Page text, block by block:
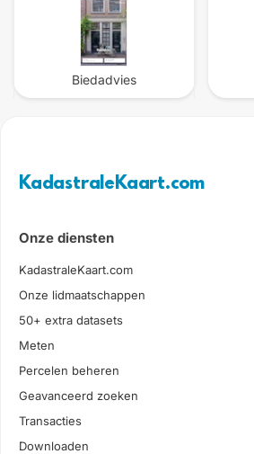
Biedadvies
KadastraleKaart.com
Onze diensten
KadastraleKaart.com
Onze lidmaatschappen
50+ extra datasets
Meten
Percelen beheren
Geavanceerd zoeken
Transacties
Downloaden